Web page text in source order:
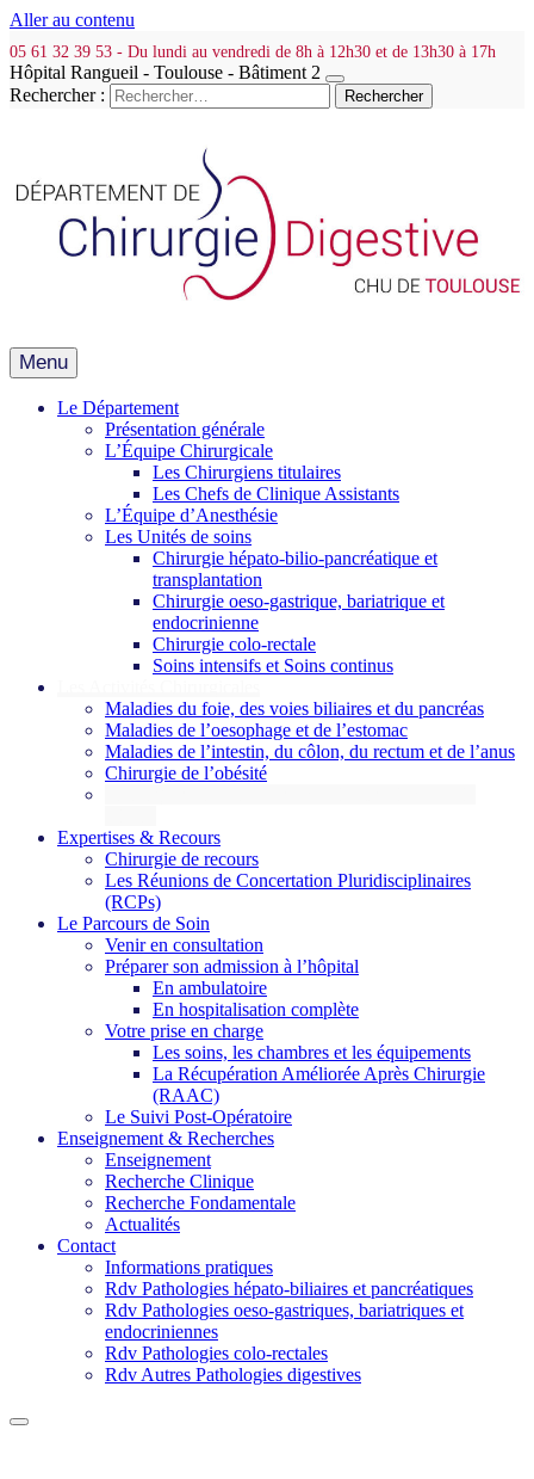
Aller au contenu
05 61 32 39 53 - Du lundi au vendredi de 8h à 12h30 et de 13h30 à 17h
Hôpital Rangueil - Toulouse - Bâtiment 2
Rechercher :
Menu
Le Département
Présentation générale
L’Équipe Chirurgicale
Les Chirurgiens titulaires
Les Chefs de Clinique Assistants
L’Équipe d’Anesthésie
Les Unités de soins
Chirurgie hépato-bilio-pancréatique et
transplantation
Chirurgie oeso-gastrique, bariatrique et
endocrinienne
Chirurgie colo-rectale
Soins intensifs et Soins continus
Maladies du foie, des voies biliaires et du pancréas
Maladies de l’oesophage et de l’estomac
Maladies de l’intestin, du côlon, du rectum et de l’anus
Chirurgie de l’obésité
Expertises & Recours
Chirurgie de recours
Les Réunions de Concertation Pluridisciplinaires
(RCPs)
Le Parcours de Soin
Venir en consultation
Préparer son admission à l’hôpital
En ambulatoire
En hospitalisation complète
Votre prise en charge
Les soins, les chambres et les équipements
La Récupération Améliorée Après Chirurgie
(RAAC)
Le Suivi Post-Opératoire
Enseignement & Recherches
Enseignement
Recherche Clinique
Recherche Fondamentale
Actualités
Contact
Informations pratiques
Rdv Pathologies hépato-biliaires et pancréatiques
Rdv Pathologies oeso-gastriques, bariatriques et
endocriniennes
Rdv Pathologies colo-rectales
Rdv Autres Pathologies digestives